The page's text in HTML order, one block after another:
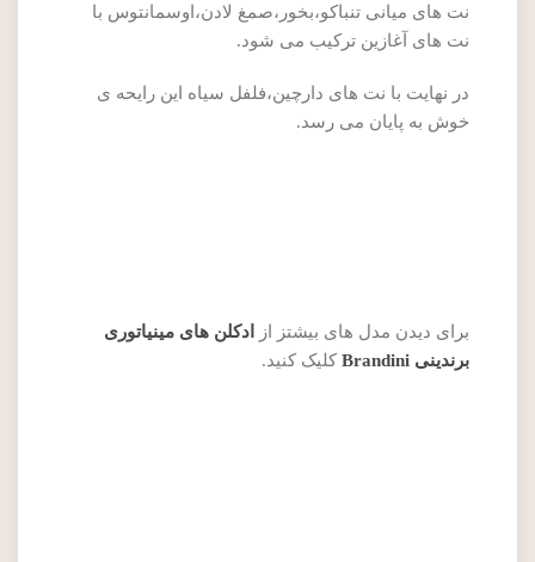
نت های میانی تنباکو،بخور،صمغ لادن،اوسمانتوس با
نت های آغازین ترکیب می شود.
در نهایت با نت های دارچین،فلفل سیاه این رایحه ی
خوش به پایان می رسد.
برای دیدن مدل های بیشتز از
ادکلن های مینیاتوری
برندینی Brandini
کلیک کنید.